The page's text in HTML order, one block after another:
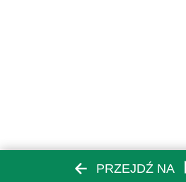
PRZEJDŹ NA